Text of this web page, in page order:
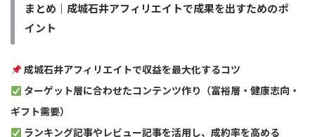
まとめ｜成城石井アフィリエイトで成果を出すためのポ
イント
成城石井アフィリエイトで収益を最大化するコツ
ターゲット層に合わせたコンテンツ作り（富裕層・健康志向・
ギフト需要）
ランキング記事やレビュー記事を活用し、成約率を高める